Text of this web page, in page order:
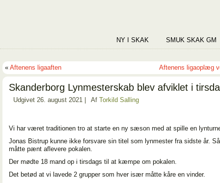
NY I SKAK SMUK SKAK GM
« Aftenens ligaaften Aftenens ligaoplæg
Skanderborg Lynmesterskab blev afviklet i
Udgivet 26. august 2021 Af Torkild Salling
Vi har været traditionen tro at starte en ny sæson med at spille en
Jonas Bistrup kunne ikke forsvare sin titel som lynmester fra sidste år.
måtte pænt aflevere pokalen.
Der mødte 18 mand op i tirsdags til at kæmpe om pokalen.
Det betød at vi lavede 2 grupper som hver især måtte kåre en vinder.